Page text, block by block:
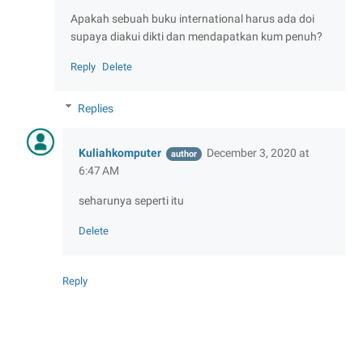
Apakah sebuah buku international harus ada doi
supaya diakui dikti dan mendapatkan kum penuh?
Reply Delete
Replies
Kuliahkomputer
December 3, 2020 at
6:47 AM
seharunya seperti itu
Delete
Reply